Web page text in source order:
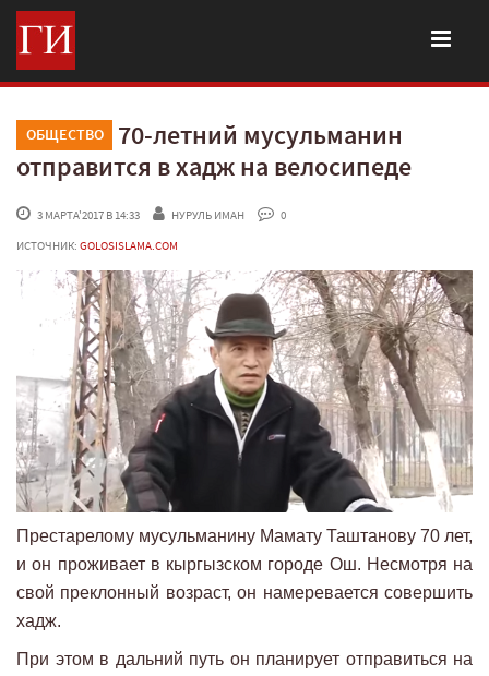
ОБЩЕСТВО
70-летний мусульманин
отправится в хадж на велосипеде
3 МАРТА'2017 В 14:33 НУРУЛЬ ИМАН
0
ИСТОЧНИК: GOLOSISLAMA.COM
Престарелому мусульманину Мамату Таштанову 70 лет,
и он проживает в кыргызском городе Ош. Несмотря на
свой преклонный возраст, он намеревается совершить
хадж.
При этом в дальний путь он планирует отправиться на